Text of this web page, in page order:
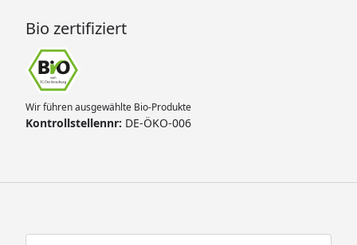
Bio zertifiziert
Wir führen ausgewählte Bio-Produkte
Kontrollstellennr: DE-ÖKO-006